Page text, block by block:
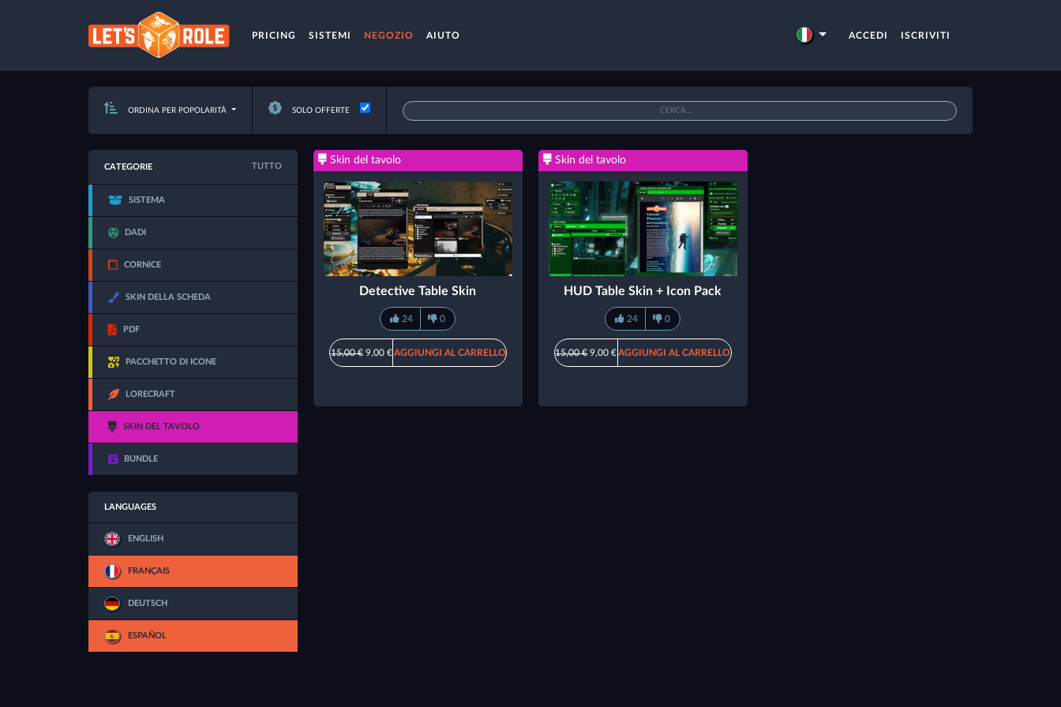
PRICING SISTEMI NEGOZIO AIUTO ACCEDI ISCRIVITI
ORDINA PER POPOLARITÀ SOLO OFFERTE
CATEGORIE TUTTO
SISTEMA
DADI
CORNICE
SKIN DELLA SCHEDA
PDF
PACCHETTO DI ICONE
LORECRAFT
SKIN DEL TAVOLO
BUNDLE
LANGUAGES
ENGLISH
FRANÇAIS
DEUTSCH
ESPAÑOL
Skin del tavolo
Detective Table Skin
24 0
15,00 €9,00 € AGGIUNGI AL CARRELLO
Skin del tavolo
HUD Table Skin + Icon Pack
24 0
15,00 €9,00 € AGGIUNGI AL CARRELLO